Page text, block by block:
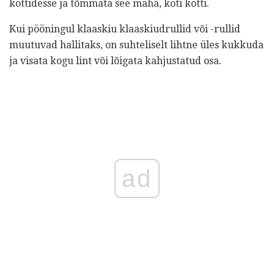
kottidesse ja tõmmata see maha, koti kotti.
Kui pööningul klaaskiu klaaskiudrullid või -rullid
muutuvad hallitaks, on suhteliselt lihtne üles kukkuda
ja visata kogu lint või lõigata kahjustatud osa.
ad